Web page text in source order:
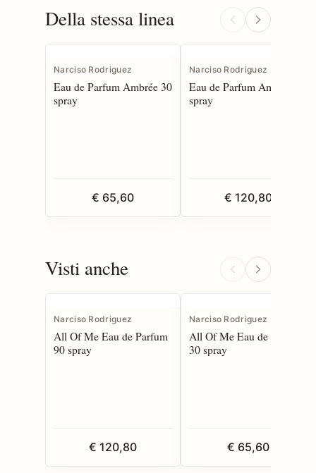
Della stessa linea
Narciso Rodriguez
Eau de Parfum Ambrée 30
spray
€ 65,60
Narciso Rodriguez
Eau de Parfum Ambrée 90
spray
€ 120,80
Visti anche
Narciso Rodriguez
All Of Me Eau de Parfum
90 spray
€ 120,80
Narciso Rodriguez
All Of Me Eau de Parfum
30 spray
€ 65,60